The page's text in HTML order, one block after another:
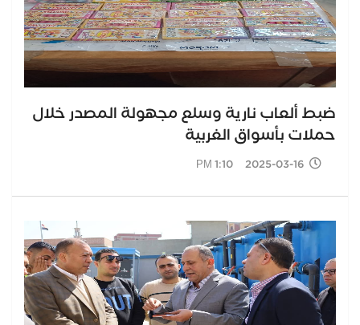
ضبط ألعاب نارية وسلع مجهولة المصدر خلال
حملات بأسواق الغربية
2025-03-16 1:10 PM